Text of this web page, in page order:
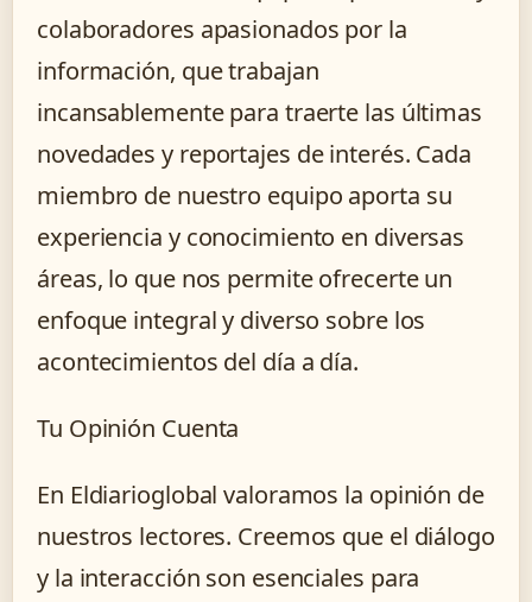
colaboradores apasionados por la
información, que trabajan
incansablemente para traerte las últimas
novedades y reportajes de interés. Cada
miembro de nuestro equipo aporta su
experiencia y conocimiento en diversas
áreas, lo que nos permite ofrecerte un
enfoque integral y diverso sobre los
acontecimientos del día a día.
Tu Opinión Cuenta
En Eldiarioglobal valoramos la opinión de
nuestros lectores. Creemos que el diálogo
y la interacción son esenciales para